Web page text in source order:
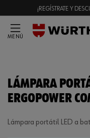
¡REGÍSTRATE Y
MENÚ
LÁMPARA
ERGOPOWER
Lámpara portátil LED a